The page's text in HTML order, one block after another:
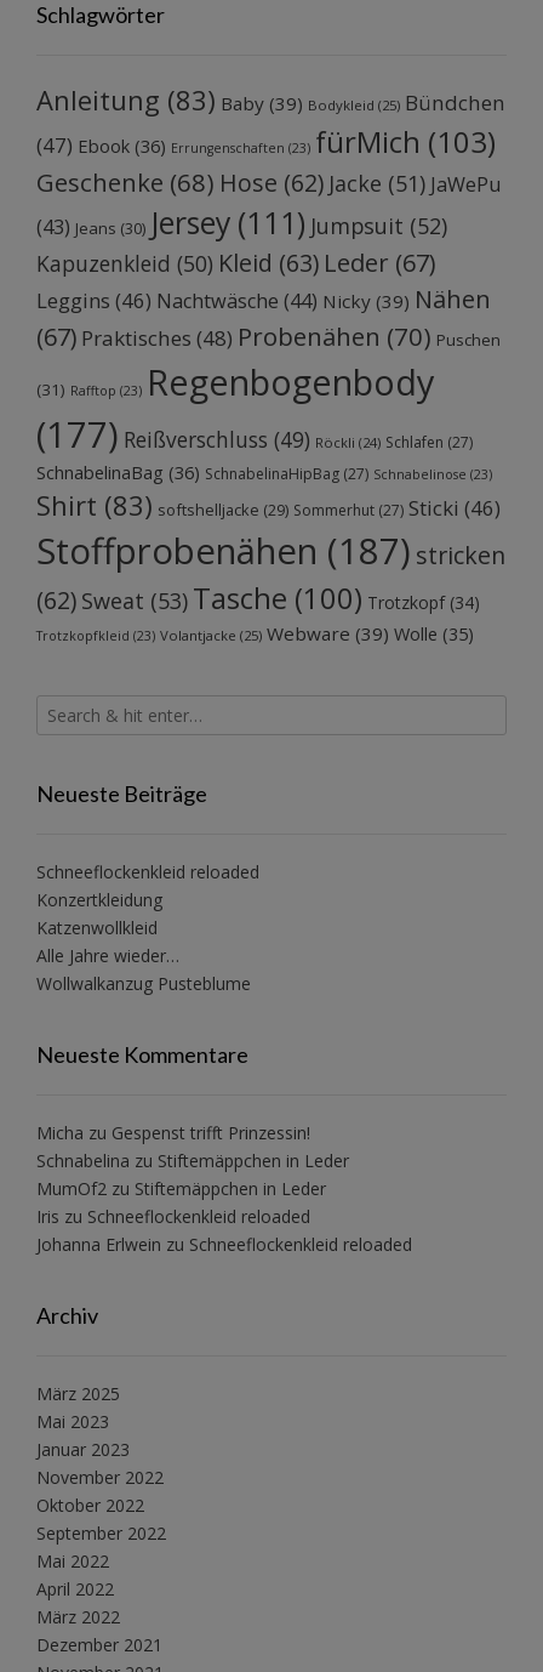
Schlagwörter
Anleitung (83) Baby (39) Bodykleid (25) Bündchen
(47) Ebook (36) Errungenschaften (23) fürMich (103)
Geschenke (68) Hose (62) Jacke (51) JaWePu
(43) Jeans (30) Jersey (111) Jumpsuit (52)
Kapuzenkleid (50) Kleid (63) Leder (67)
Leggins (46) Nachtwäsche (44) Nicky (39) Nähen
(67) Praktisches (48) Probenähen (70) Puschen
(31) Rafftop (23) Regenbogenbody
(177) Reißverschluss (49) Röckli (24) Schlafen (27)
SchnabelinaBag (36) SchnabelinaHipBag (27) Schnabelinose (23)
Shirt (83) softshelljacke (29) Sommerhut (27) Sticki (46)
Stoffprobenähen (187) stricken
(62) Sweat (53) Tasche (100) Trotzkopf(34)
Trotzkopfkleid (23) Volantjacke (25) Webware (39) Wolle (35)
Neueste Beiträge
Schneeflockenkleid reloaded
Konzertkleidung
Katzenwollkleid
Alle Jahre wieder…
Wollwalkanzug Pusteblume
Neueste Kommentare
Micha zu Gespenst trifft Prinzessin!
Schnabelina zu Stiftemäppchen in Leder
MumOf2 zu Stiftemäppchen in Leder
Iris zu Schneeflockenkleid reloaded
Johanna Erlwein zu Schneeflockenkleid reloaded
Archiv
März 2025
Mai 2023
Januar 2023
November 2022
Oktober 2022
September 2022
Mai 2022
April 2022
März 2022
Dezember 2021